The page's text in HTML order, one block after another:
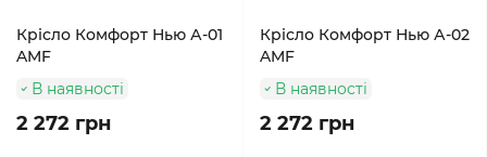
Крісло Комфорт Нью А-01
AMF
В наявності
2 272 грн
Крісло Комфорт Нью А-02
AMF
В наявності
2 272 грн